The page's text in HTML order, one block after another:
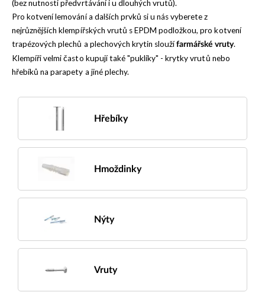
(bez nutnosti předvrtávání i u dlouhých vrutů).
Pro kotvení lemování a dalších prvků si u nás vyberete z
nejrůznějších klempířských vrutů s EPDM podložkou, pro kotvení
trapézových plechů a plechových krytin sloužífarmářské vruty.
Klempíři velmi často kupují také "puklíky" - krytky vrutů nebo
hřebíků na parapety a jiné plechy.
Hřebíky
Hmoždinky
Nýty
Vruty